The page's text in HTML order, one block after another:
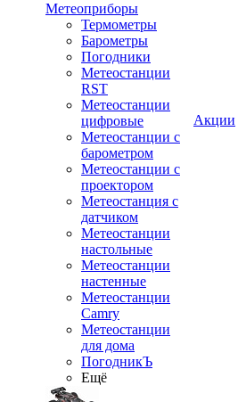
Метеоприборы
Термометры
Барометры
Погодники
Метеостанции
RST
Метеостанции
цифровые
Метеостанции с
барометром
Метеостанции с
проектором
Метеостанция с
датчиком
Метеостанции
настольные
Метеостанции
настенные
Метеостанции
Camry
Метеостанции
для дома
ПогодникЪ
Ещё
Акции